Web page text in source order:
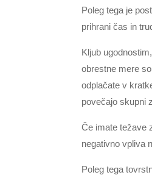
Poleg tega je
prihrani čas in
Kljub
obrestne mere
odplačate v
povečajo skupni
Če imate težave
negativno vpliva
Poleg tega